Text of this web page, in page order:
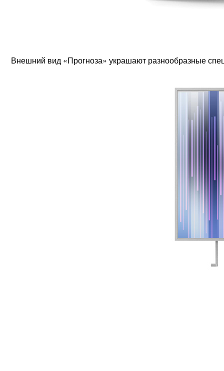
Внешний вид «Прогноза» украшают разнообразные